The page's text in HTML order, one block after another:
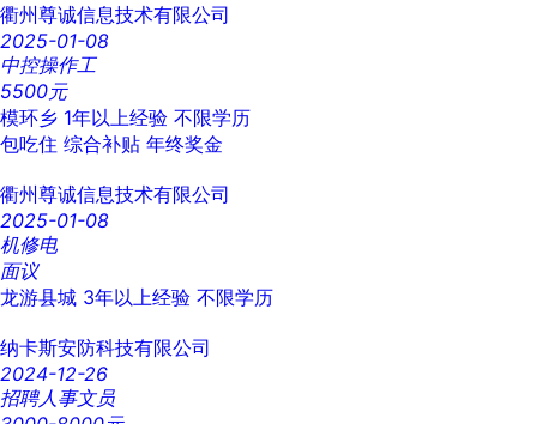
衢州尊诚信息技术有限公司
2025-01-08
中控操作工
5500元
模环乡 1年以上经验 不限学历
包吃住 综合补贴 年终奖金
衢州尊诚信息技术有限公司
2025-01-08
机修电
面议
龙游县城 3年以上经验 不限学历
纳卡斯安防科技有限公司
2024-12-26
招聘人事文员